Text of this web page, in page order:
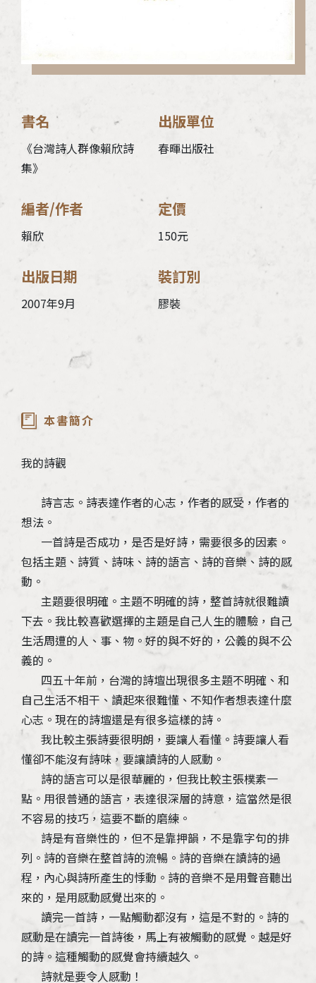
書名
《台灣詩人群像賴欣詩
集》
出版單位
春暉出版社
編者/作者
賴欣
定價
150元
出版日期
2007年9月
裝訂別
膠裝
本書簡介
我的詩觀
詩言志。詩表達作者的心志，作者的感受，作者的
想法。
一首詩是否成功，是否是好詩，需要很多的因素。
包括主題、詩質、詩味、詩的語言、詩的音樂、詩的感
動。
主題要很明確。主題不明確的詩，整首詩就很難讀
下去。我比較喜歡選擇的主題是自己人生的體驗，自己
生活周遭的人、事、物。好的與不好的，公義的與不公
義的。
四五十年前，台灣的詩壇出現很多主題不明確、和
自己生活不相干、讀起來很難懂、不知作者想表達什麼
心志。現在的詩壇還是有很多這樣的詩。
我比較主張詩要很明朗，要讓人看懂。詩要讓人看
懂卻不能沒有詩味，要讓讀詩的人感動。
詩的語言可以是很華麗的，但我比較主張樸素一
點。用很普通的語言，表達很深層的詩意，這當然是很
不容易的技巧，這要不斷的磨練。
詩是有音樂性的，但不是靠押韻，不是靠字句的排
列。詩的音樂在整首詩的流暢。詩的音樂在讀詩的過
程，內心與詩所產生的悸動。詩的音樂不是用聲音聽出
來的，是用感動感覺出來的。
讀完一首詩，一點觸動都沒有，這是不對的。詩的
感動是在讀完一首詩後，馬上有被觸動的感覺。越是好
的詩。這種觸動的感覺會持續越久。
詩就是要令人感動！